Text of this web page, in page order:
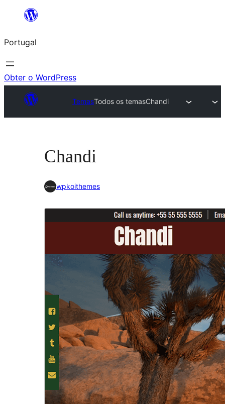
Saltar
o
conteúdo
Portugal
Obter o WordPress
TemasTodos os temasChandi
Chandi
wpkoithemes